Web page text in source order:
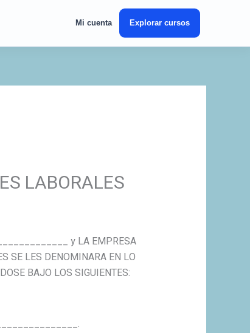
Mi cuenta Explorar cursos
LABORALES
y LA EMPRESA
SE LES DENOMINARA EN LO
BAJO LOS SIGUIENTES: